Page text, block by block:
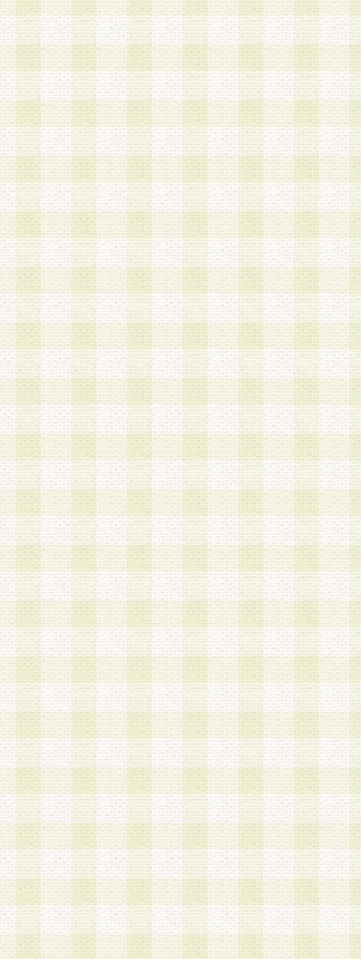
a.既に登録されている会員と同一のメールアドレ
録する場合
b.本サービスと同様のサービスを提供している企
業に従事していると思われる本人またはその家族
場合
c.その他当社が不適切と判断する場合
2.当社は、会員登録希望者を会員として承認する
した 場合、会員登録希望者による会員登録手続
による承認後の場合であっても、会員登録の取り
の抹消を、当社が適切と判 断する方法・手段に
とができるものとします。
3.会員登録希望者が18歳未満、成年被後見人、被
人 である場合は、親権者などの法定代理人の同
録を行うものとします。なお、義務教育学齢に該
者については、登録時に 当社が別途定める方法
権者による承認手続きを行うものとします。
第3条 会員の登録方法
1.会員登録手続きは、会員登録希望者本人が行う
る登録は一切認められないものとします。
2.会員登録希望者は、本規約に同意の後、当社指
画 面」において、当社が指定する必要事項を入
を行うものとします。当社は、会員登録を承認し
会員として本サービスを 受けるためのログイン
を付与します。
3.会員は、会員登録の際に申告する登録情報の全
いかなる虚偽の申告をも行ってはならないものと
4.会員は、複数のログインＩＤおよびパスワード
いものとします。
第4条 ログインIDおよびパスワードの管理
1.会員は、会員登録後、本サイト内にて本サービ
加する際には、前条に基づき当社から付与された
スワードを使用するものとします。
2.登録の際に当社が付与したログインIDおよびパ
の使用に関しては、全て会員本人がその責任を負
3.会員は、当社から付与されたログインIDおよび
貸与、名義変更、売買その他形態を問わず第三者
ならないものとします。
4.当社は、会員によるログインIDおよびパスワー
盗用など第三者の利用に伴う損害の発生について
き事由の有無、その他原因の如何を問わず、一切